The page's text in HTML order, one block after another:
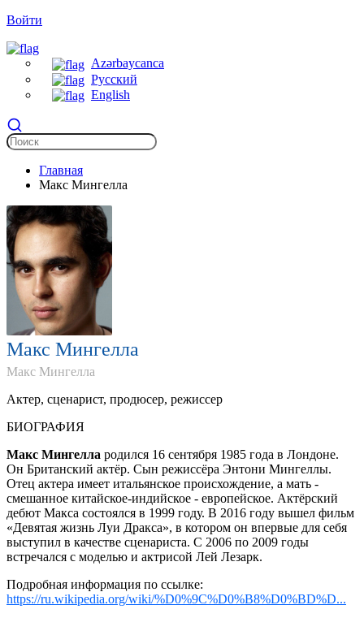
Войти
Azərbaycanca
Русский
English
Главная
Макс Мингелла
Макс Мингелла
Макс Мингелла
Актер, cценарист, продюсер, pежиссер
БИОГРАФИЯ
Макс Мингелла родился 16 сентября 1985 года в Лондоне.
Он Британский актёр. Сын режиссёра Энтони Мингеллы.
Отец актера имеет итальянское происхождение, а мать -
смешанное китайское-индийское - европейское. Актёрский
дебют Макса состоялся в 1999 году. В 2016 году вышел фильм
«Девятая жизнь Луи Дракса», в котором он впервые для себя
выступил в качестве сценариста. С 2006 по 2009 годы
встречался с моделью и актрисой Лей Лезарк.
Подробная информация по ссылке:
https://ru.wikipedia.org/wiki/%D0%9C%D0%B8%D0%BD%D...